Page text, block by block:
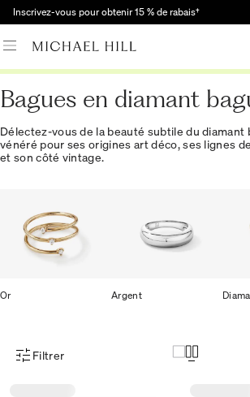
Passer
Inscrivez-vous pour obtenir 15 % de rabais†
Bagues en diamant
Délectez-vous de la beauté subtile du diamant
vénéré pour ses origines art déco, ses lignes
et son côté vintage.
Or Argent
Menu des filtres d'articles
Filtrer